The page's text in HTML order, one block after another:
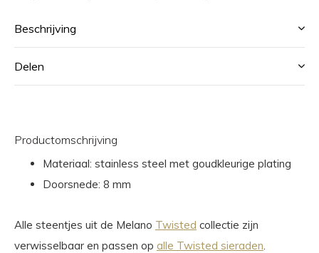
Beschrijving
Delen
Productomschrijving
Materiaal: stainless steel met goudkleurige plating
Doorsnede: 8 mm
Alle steentjes uit de Melano Twisted collectie zijn
verwisselbaar en passen op alle Twisted sieraden